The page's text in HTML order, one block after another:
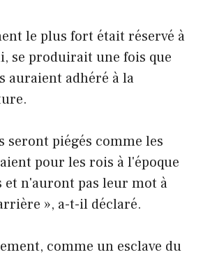
le plus fort était réservé à
se produirait une fois que
auraient adhéré à la
seront piégés comme les
pour les rois à l'époque
et n'auront pas leur mot à
», a-t-il déclaré.
comme un esclave du